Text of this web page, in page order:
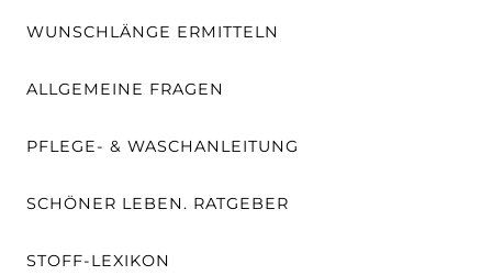
WUNSCHLÄNGE ERMITTELN
ALLGEMEINE FRAGEN
PFLEGE- & WASCHANLEITUNG
SCHÖNER LEBEN. RATGEBER
STOFF-LEXIKON